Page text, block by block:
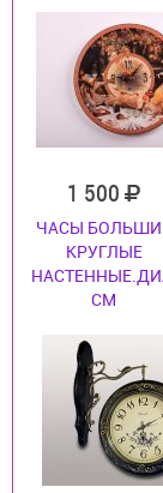
1 500
ЧАСЫ
КРУГЛЫЕ
СМ